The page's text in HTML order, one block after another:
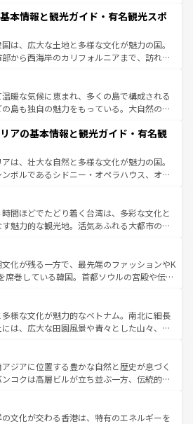
照してほしい。
ま残る町や、スイスならではのユニークな
アルプス観光だけでなく町歩きも満喫する
国民の所得が高いため物価も高いが、旅行
ス提供のサービスもあり、うまく活用すれ
は
本情報と観光ガイド・有名観光スポ
は、広大な土地と多様な文化が魅力の国。
から西海岸のカリフォルニアまで、訪れる
市は、観光、ショッピング、エンターテイ
った刺激的なスポットだ。一方、アメリカ
が広がり、グランドキャニオンやイエロー
リンズでは、音楽と美食が融合した独特の
行者はアメリカの各地域で異なる魅力を楽
の多様性と豊かな歴史を感じることができ
のロードトリップや列車の旅も、アメリカ
暖な気候に恵まれ、多くの島で構成される
島も独自の魅力をもっている。大自然の神
ない。また、定番の観光地といえばオアフ
自然を求めるならマウイ島やカウアイ島が
ラルドグリーンに輝く海をはじめ、豊かな
づいている。「アロハスピリット」と呼ば
ローカルフードやハワイアンミュージッ
ラダンスなど、すべてがハワイの魅力を彩
るたびに新しい発見と感動が待っているハ
覧
アの基本情報と観光ガイド・有名観
は、壮大な自然と多様な文化が魅力の国。
ボルであるシドニー・オペラハウス、オー
陸中央部にそびえるウルル（エアーズロッ
アの美しい原生林やケアンズの熱帯雨林な
たくさん。また、カフェやワイン、オージ
ビティも充実しており、サーフィンやダイ
ングなど、アウトドア好きにはたまらな
リアの多彩な魅力を存分に味わいつくそ
。
間ほどでたどり着く台湾は、多彩な文化と
魅力的な観光地。活気あふれる大都市の台
山岳地帯である台湾東部など、都市の喧騒
が共存しており、訪れる人に新しい発見と
てくれる。また、奥深い台湾の食文化も魅
判のスイーツなど、バラエティ豊かな料理
が味わえる。 なお、新着の台湾情報は コンテンツ一覧を参
化が残る一方で、最先端のファッションやK
席巻している韓国。首都ソウルの宮殿や伝統
延ばせば四季折々の自然美を楽しむことが
、キムチや焼肉、絶品のストリートフード
な韓国料理が待っている。夜には、韓国な
ながら、韓国の多彩な魅力を心ゆくまで味
わってみてほしい。 なお、新着の韓国情報はコンテンツ一
しい。
様な文化が魅力的なベトナム。南北に細長
は、広大な田園風景や青々とした山々、世
に伝統が息づく。ハノイの古い町並みやホ
ランス統治時代の建物も、独特の雰囲気を
。また、バラエティの豊かさとおいしさで
バインミー、ベトナムコーヒーなどは、ぜ
たい。どの地域を訪れてもあたたかい人々
ジアに位置する豊かな自然と歴史が息づく
コクは高層ビルが立ち並ぶ一方、伝統的な
ている。北部ではチェンマイなどの山岳地
合い、南部ではプーケットやクラビの美し
文化が交わる香港は、特有のエネルギーを